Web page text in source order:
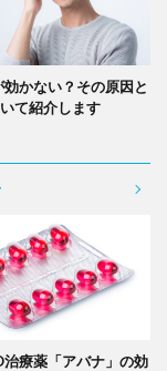
効かない？その原因と
て紹介します
治療薬「アバナ」の効